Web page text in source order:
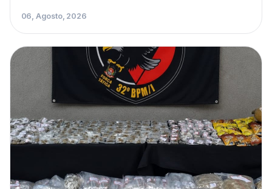
06, Agosto, 2026